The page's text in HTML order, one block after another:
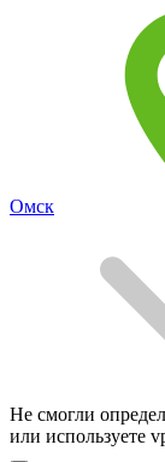
Омск
Не смогли
или используете